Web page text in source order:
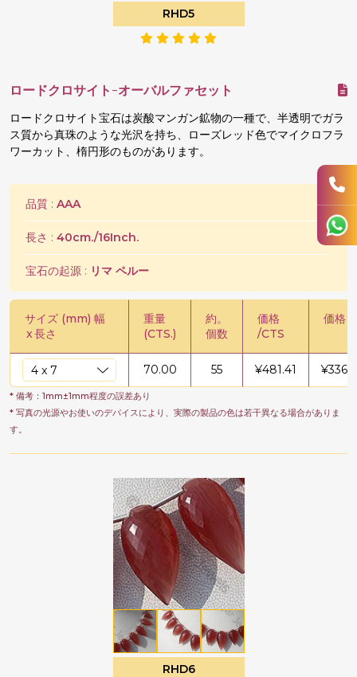
RHD5
ロードクロサイト-オーバルファセット
ロードクロサイト宝石は炭酸マンガン鉱物の一種で、半透明でガラ
ス質から真珠のような光沢を持ち、ローズレッド色でマイクロフラ
ワーカット、楕円形のものがあります。
品質 : AAA
長さ : 40cm./16Inch.
宝石の起源 : リマ ペルー
サイズ (mm) 幅
x長さ
重量
(CTS.)
約。
個数
価格
/CTS
価格 /
70.00 55 ¥481.41 ¥
* 備考：1mm±1mm程度の誤差あり
* 写真の光源やお使いのデバイスにより、実際の製品の色は若干異なる場合がありま
す。
RHD6